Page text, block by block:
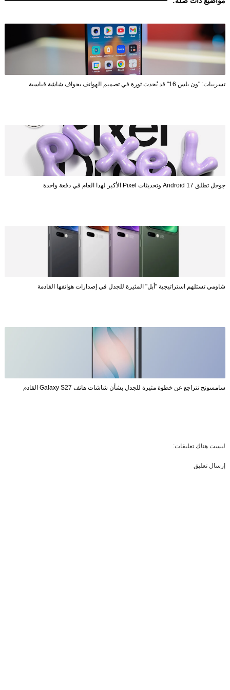
تسريبات: "ون بلس 16" قد يُحدث ثورة في تصميم الهواتف بحواف شاشة قياسية
جوجل تطلق Android 17 وتحديثات Pixel الأكبر لهذا العام في دفعة واحدة
شاومي تستلهم استراتيجية "أبل" المثيرة للجدل في إصدارات هواتفها القادمة
سامسونج تتراجع عن خطوة مثيرة للجدل بشأن شاشات هاتف Galaxy S27 القادم
ليست هناك تعليقات:
إرسال تعليق